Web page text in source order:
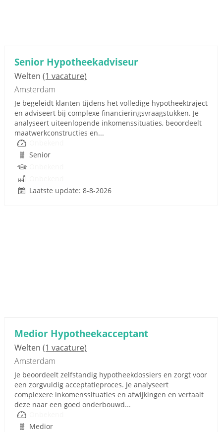
Senior Hypotheekadviseur
Welten (1 vacature)
Amsterdam
Je begeleidt klanten tijdens het volledige hypotheektraject
en adviseert bij complexe financieringsvraagstukken. Je
analyseert uiteenlopende inkomenssituaties, beoordeelt
maatwerkconstructies en...
Senior
Laatste update: 8-8-2026
Medior Hypotheekacceptant
Welten (1 vacature)
Amsterdam
Je beoordeelt zelfstandig hypotheekdossiers en zorgt voor
een zorgvuldig acceptatieproces. Je analyseert
complexere inkomenssituaties en afwijkingen en vertaalt
deze naar een goed onderbouwd...
Medior